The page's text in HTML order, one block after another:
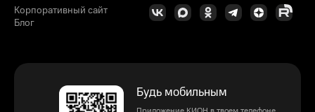
Корпоративный сайт
Блог
Будь мобильным